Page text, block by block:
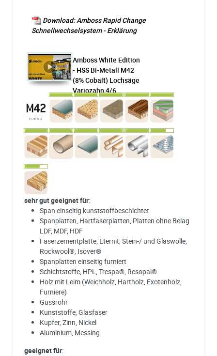
Download: Amboss Rapid Change
Schnellwechselsystem - Erklärung
Amboss White Edition
- HSS Bi-Metall M42
(8% Cobalt) Lochsäge
Variozahn 4/6
sehr gut geeignet für:
Span einseitig kunststoffbeschichtet
Spanplatten, Hartfaserplatten, Platten ohne Belag
LDF, MDF, HDF
Faserzementplatte, Eternit, Stein-/ und Glaswolle,
Rockwool®, Isover®
Spanplatten einseitig furniert
Schichtstoffe, HPL, Trespa®, Resopal®
Holz mit Leim (Weichholz, Hartholz, Exotenholz,
Furniere)
Gussrohr
Kunststoffe, Glasfaser
Kupfer, Zinn, Nickel
Aluminium, Messing
geeignet für: